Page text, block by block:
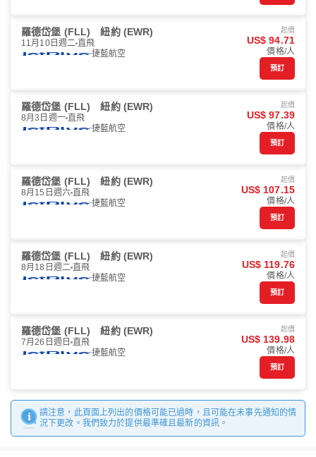
羅德岱堡 (FLL) 紐約 (EWR)
11月10日週二 直飛
捷藍航空
起價
US$ 94.71
價格/人
預訂
羅德岱堡 (FLL) 紐約 (EWR)
8月3日週一 直飛
捷藍航空
起價
US$ 97.39
價格/人
預訂
羅德岱堡 (FLL) 紐約 (EWR)
8月15日週六 直飛
捷藍航空
起價
US$ 107.15
價格/人
預訂
羅德岱堡 (FLL) 紐約 (EWR)
8月18日週二 直飛
捷藍航空
起價
US$ 119.76
價格/人
預訂
羅德岱堡 (FLL) 紐約 (EWR)
7月26日週日 直飛
捷藍航空
起價
US$ 139.98
價格/人
預訂
請注意，此頁面上列出的價格可能已過時，且可能在未事先通知的情
況下更改。我們致力於提供最準確且最新的資訊。